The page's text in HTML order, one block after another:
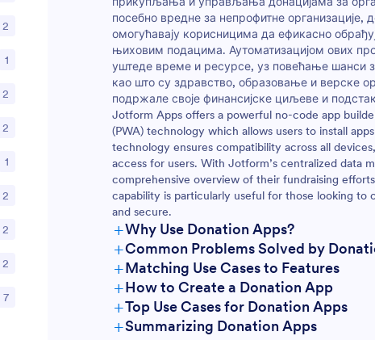
информације без обзира где се налазе.
Прилагоди ову апликацију за свој музеј
или галерију у само неколико кликова.
Уз Jotform-ов "превуци и пусти"
креатор, нећеш морати да кодираш да
додаш или уклониш обрасце,
ажурираш текст и слике, отпремиш
лого и укључиш друге елементе
апликације као што су линкови,
документи или табеле. Када апликација
буде спремна за употребу, подели је на
веб сајту музеја или на налозима
друштвених мрежа како би посетиоци
могли да је сачувају на својим
уређајима. Са потпуно прилагођеном
апликацијом за музеје, посетиоцима
ћеш олакшати планирање следеће
посете, помажући да се повећа
посећеност музеју!
кодирања
пусти"
кликова
обрасце,
на
тога.
сведочења
страницу.
спремна,
свој веб
је поделите
Охрабри
стварне
апликације
посебно вредне за непрофитне
омогућавају корисницима да ефикасно
њиховим подацима. Аутоматизацијом ових
уштеде време и ресурсе, уз повећање шанси
као што су здравство, образовање и верске
подржале своје финансијске циљеве и
Jotform Apps offers a powerful no-code app
(PWA) technology which allows users to install
technology ensures compatibility across all
access for users. With Jotform’s centralized data
comprehensive overview of their fundraising
capability is particularly useful for those looking to
and secure.
+Why Use Donation Apps?
+Common Problems Solved by
+Matching Use Cases to Features
+How to Create a Donation App
+Top Use Cases for Donation Apps
For Managers
+Summarizing Donation Apps
2
1
2
2
1
2
2
2
7